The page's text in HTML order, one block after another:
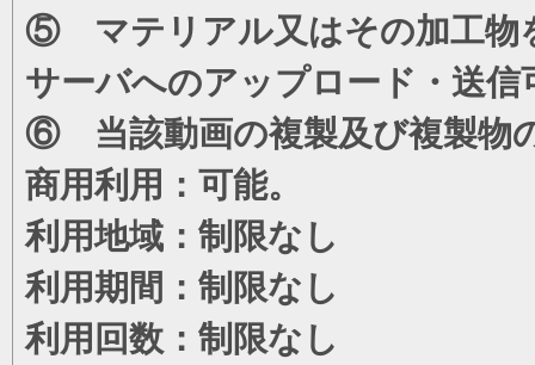
⑤ マテリアル又はその加工物
サーバへのアップロード・送信
⑥ 当該動画の複製及び複製物
商用利用：可能。
利用地域：制限なし
利用期間：制限なし
利用回数：制限なし